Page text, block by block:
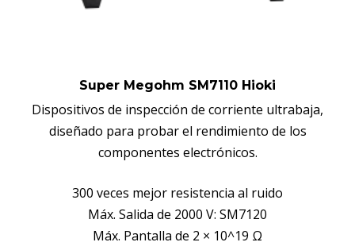
Super Megohm SM7110 Hioki
Dispositivos de inspección de corriente ultrabaja,
diseñado para probar el rendimiento de los
componentes electrónicos.
300 veces mejor resistencia al ruido
Máx. Salida de 2000 V: SM7120
Máx. Pantalla de 2 × 10^19 Ω